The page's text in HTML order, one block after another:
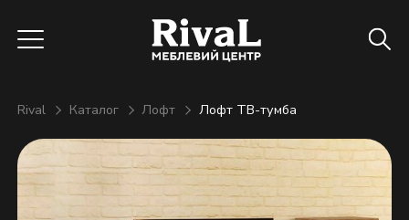
Rival Каталог Лофт Лофт ТВ-тумба